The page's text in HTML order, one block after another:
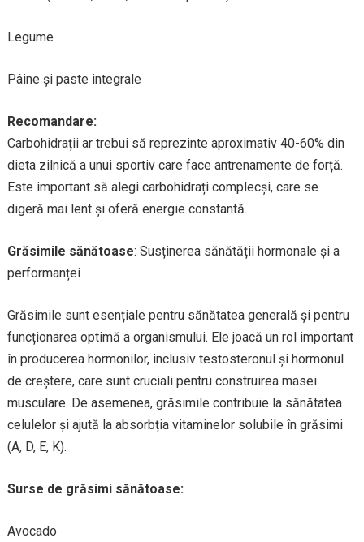
Legume
Pâine și paste integrale
Recomandare:
Carbohidrații ar trebui să reprezinte aproximativ 40-60% din
dieta zilnică a unui sportiv care face antrenamente de forță.
Este important să alegi carbohidrați complecși, care se
digeră mai lent și oferă energie constantă.
Grăsimile sănătoase: Susținerea sănătății hormonale și a
performanței
Grăsimile sunt esențiale pentru sănătatea generală și pentru
funcționarea optimă a organismului. Ele joacă un rol important
în producerea hormonilor, inclusiv testosteronul și hormonul
de creștere, care sunt cruciali pentru construirea masei
musculare. De asemenea, grăsimile contribuie la sănătatea
celulelor și ajută la absorbția vitaminelor solubile în grăsimi
(A, D, E, K).
Surse de grăsimi sănătoase:
Avocado